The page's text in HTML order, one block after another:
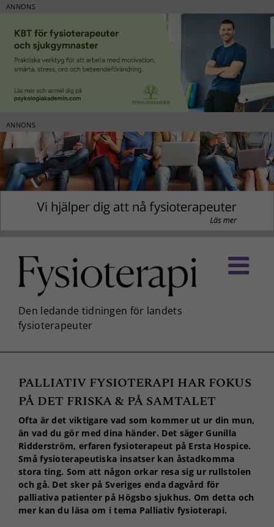
ANNONS
ANNONS
innehållet
PALLIATIV FYSIOTERAPI HAR FOKUS
PÅ DET FRISKA & PÅ SAMTALET
Ofta är det viktigare vad som kommer ut ur din mun,
än vad du gör med dina händer. Det säger Gunilla
Ridderström, erfaren fysioterapeut på Ersta Hospice.
Små fysioterapeutiska insatser kan åstadkomma
stora ting. Som att någon orkar resa sig ur rullstolen
och gå. Det sker på Sveriges enda dagvård för
palliativa patienter på Högsbo sjukhus. Om detta och
mer kan du läsa om i tema Palliativ fysioterapi.